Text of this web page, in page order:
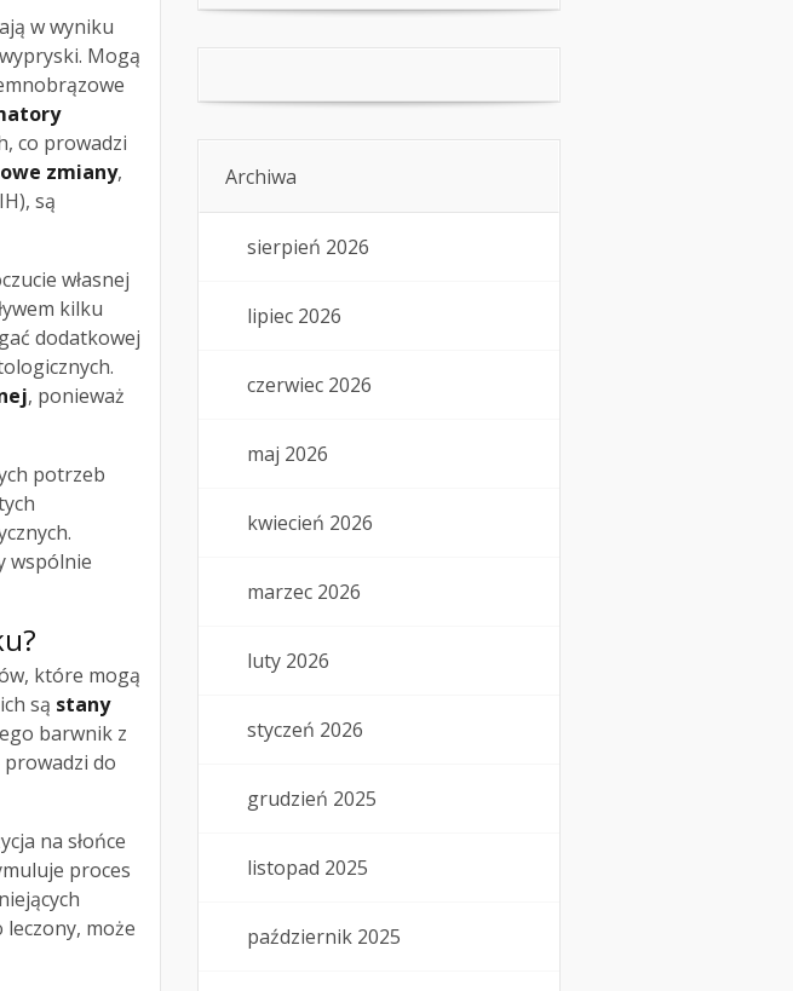
w wyniku
Mogą
co prowadzi
zmiany,
są
własnej
kilku
dodatkowej
, ponieważ
potrzeb
wspólnie
które mogą
są stany
barwnik z
do
na słońce
proces
może
Archiwa
sierpień 2026
lipiec 2026
czerwiec 2026
maj 2026
kwiecień 2026
marzec 2026
luty 2026
styczeń 2026
grudzień 2025
listopad 2025
październik 2025